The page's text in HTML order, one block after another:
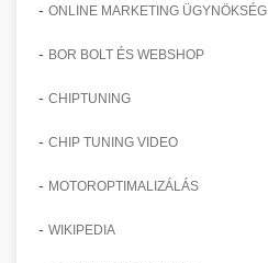
- ONLINE MARKETING ÜGYNÖKSÉG
- BOR BOLT ÉS WEBSHOP
- CHIPTUNING
- CHIP TUNING VIDEO
- MOTOROPTIMALIZÁLÁS
- WIKIPEDIA